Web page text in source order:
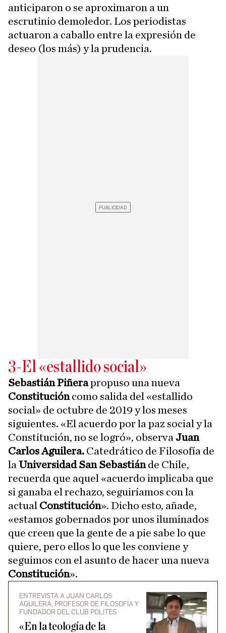
anticiparon o se aproximaron a un
escrutinio demoledor. Los periodistas
actuaron a caballo entre la expresión de
deseo (los más) y la prudencia.
3-El «estallido social»
Sebastián Piñerapropuso una nueva
Constitucióncomo salida del «estallido
social» de octubre de 2019 y los meses
siguientes. «El acuerdo por la paz social y la
Constitución, no se logró», observa Juan
Carlos Aguilera. Catedrático de Filosofía de
la Universidad San Sebastiánde Chile,
recuerda que aquel «acuerdo implicaba que
si ganaba el rechazo, seguiríamos con la
actual Constitución». Dicho esto, añade,
«estamos gobernados por unos iluminados
que creen que la gente de a pie sabe lo que
quiere, pero ellos lo que les conviene y
seguimos con el asunto de hacer una nueva
Constitución».
ENTREVISTA A JUAN CARLOS
AGUILERA, PROFESOR DE FILOSOFÍA Y
FUNDADOR DEL CLUB POLITES
«En la teología de la